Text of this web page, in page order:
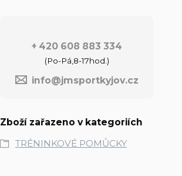
+ 420 608 883 334
(Po-Pá,8-17hod.)
info@jmsportkyjov.cz
Zboží zařazeno v kategoriích
TRÉNINKOVÉ POMŮCKY